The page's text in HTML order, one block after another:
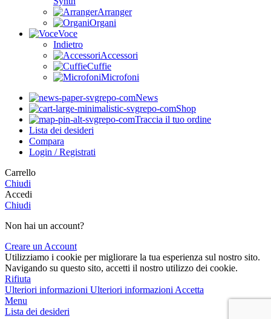
Arranger
Organi
Voce
Indietro
Accessori
Cuffie
Microfoni
News
Shop
Traccia il tuo ordine
Lista dei desideri
Compara
Login / Registrati
Carrello
Chiudi
Accedi
Chiudi
Non hai un account?
Creare un Account
Utilizziamo i cookie per migliorare la tua esperienza sul nostro sito.
Navigando su questo sito, accetti il nostro utilizzo dei cookie.
Rifiuta
Ulteriori informazioni Ulteriori informazioni Accetta
Menu
Lista dei desideri